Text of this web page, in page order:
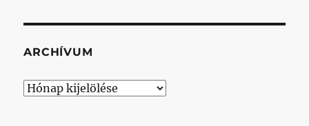
ARCHÍVUM
Archívum